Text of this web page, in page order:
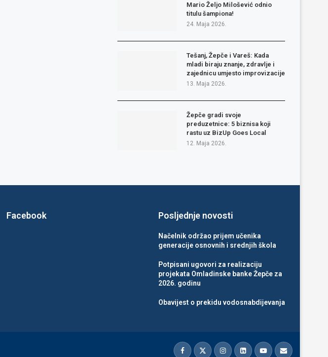
Mario Željo Milošević odnio
titulu šampiona!
24. Maja 2026.
Tešanj, Žepče i Vareš: Kada
mladi biraju znanje, zdravlje i
zajednicu umjesto improvizacije
13. Maja 2026.
Žepče gradi svoje
preduzetnice: 5 biznisa koji
rastu uz BizUp Goes Local
12. Maja 2026.
Facebook Posljednje novosti
Načelnik održao prijem učenika
generacije osnovnih i srednjih škola
Potpisani ugovori za realizaciju
projekata Omladinske banke Žepče za
2026. godinu
Obavijest o prekidu vodosnabdijevanja